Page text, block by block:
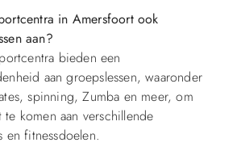
in Amersfoort ook
aan?
bieden een
aan groepslessen, waaronder
spinning, Zumba en meer, om
te komen aan verschillende
en fitnessdoelen.